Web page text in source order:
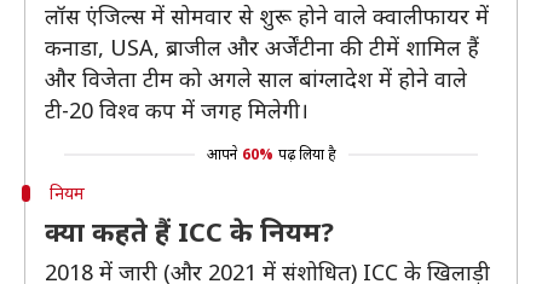
लॉस एंजिल्स में सोमवार से शुरू होने वाले क्वालीफायर में
कनाडा, USA, ब्राजील और अर्जेंटीना की टीमें शामिल हैं
और विजेता टीम को अगले साल बांग्लादेश में होने वाले
टी-20 विश्व कप में जगह मिलेगी।
आपने 60% पढ़ लिया है
नियम
क्या कहते हैं ICC के नियम?
2018 में जारी (और 2021 में संशोधित) ICC के खिलाड़ी